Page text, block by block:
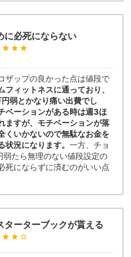
に必死にならない
ザップの良かった点は値段で
フィットネスに通っており、
弱とかなり痛い出費でし
ベーションがある時は週3ほ
ますが、モチベーションが落
くいかないので無駄なお金を
況になります。 一方、チョ
たら無理のない値段設定の
死にならずに済むのがいい点
ターターブックが貰える